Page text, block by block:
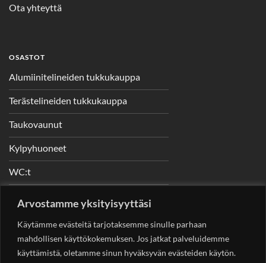
Arvostamme yksityisyyttäsi
Käytämme evästeitä tarjotaksemme sinulle parhaan
mahdollisen käyttökokemuksen. Jos jatkat palveluidemme
käyttämistä, oletamme sinun hyväksyvän evästeiden käytön.
Ota yhteyttä
OSASTOT
Alumiinitelineiden tukkukauppa
Terästelineiden tukkukauppa
Taukovaunut
Kylpyhuoneet
WC:t
Nostimet